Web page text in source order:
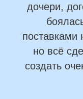
дочери,
поставками
но всё
создать